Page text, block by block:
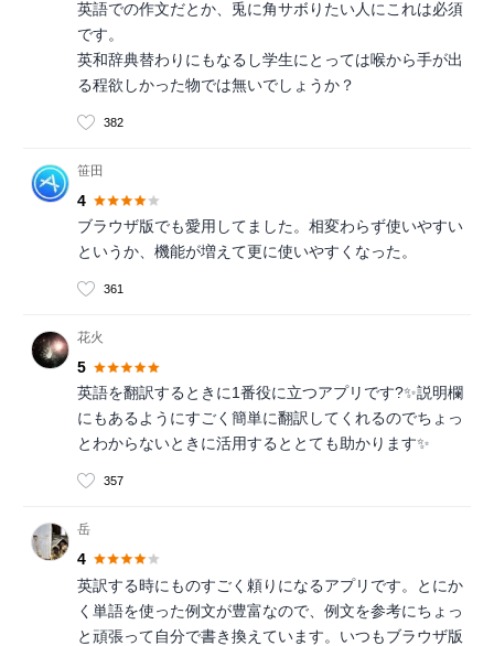
英語での作文だとか、兎に角サボりたい人にこれは必須
です。
英和辞典替わりにもなるし学生にとっては喉から手が出
る程欲しかった物では無いでしょうか？
382
笹田
4
ブラウザ版でも愛用してました。相変わらず使いやすい
というか、機能が増えて更に使いやすくなった。
361
花火
5
英語を翻訳するときに1番役に立つアプリです?✨説明欄
にもあるようにすごく簡単に翻訳してくれるのでちょっ
とわからないときに活用するととても助かります✨
357
岳
4
英訳する時にものすごく頼りになるアプリです。とにか
く単語を使った例文が豊富なので、例文を参考にちょっ
と頑張って自分で書き換えています。いつもブラウザ版